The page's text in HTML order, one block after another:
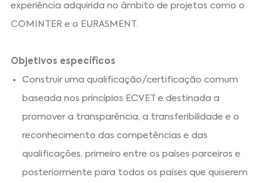
experiência adquirida no âmbito de projetos como o
COMINTER e o EURASMENT.
Objetivos específicos
Construir uma qualificação/certificação comum
baseada nos princípios ECVET e destinada a
promover a transparência, a transferibilidade e o
reconhecimento das competências e das
qualificações, primeiro entre os países parceiros e
posteriormente para todos os países que quiserem